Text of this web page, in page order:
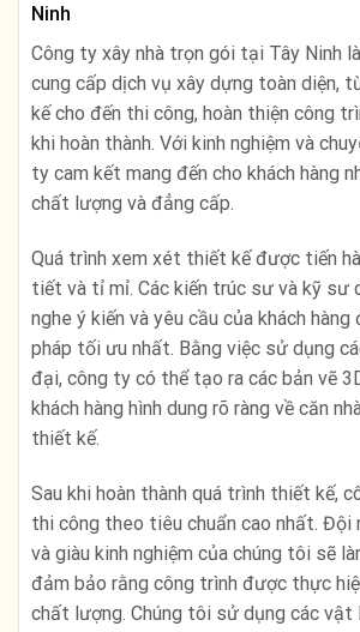
Ninh
Công ty xây nhà trọn gói tại Tây Ninh
cung cấp dịch vụ xây dựng toàn diện,
kế cho đến thi công, hoàn thiện công
khi hoàn thành. Với kinh nghiệm và
ty cam kết mang đến cho khách hàng
chất lượng và đẳng cấp.
Quá trình xem xét thiết kế được tiến
tiết và tỉ mỉ. Các kiến trúc sư và kỹ sư
nghe ý kiến ​​và yêu cầu của khách
pháp tối ưu nhất. Bằng việc sử dụng
đại, công ty có thể tạo ra các bản vẽ
khách hàng hình dung rõ ràng về căn
thiết kế.
Sau khi hoàn thành quá trình thiết kế,
thi công theo tiêu chuẩn cao nhất. Đội
và giàu kinh nghiệm của chúng tôi sẽ
đảm bảo rằng công trình được thực
chất lượng. Chúng tôi sử dụng các vật